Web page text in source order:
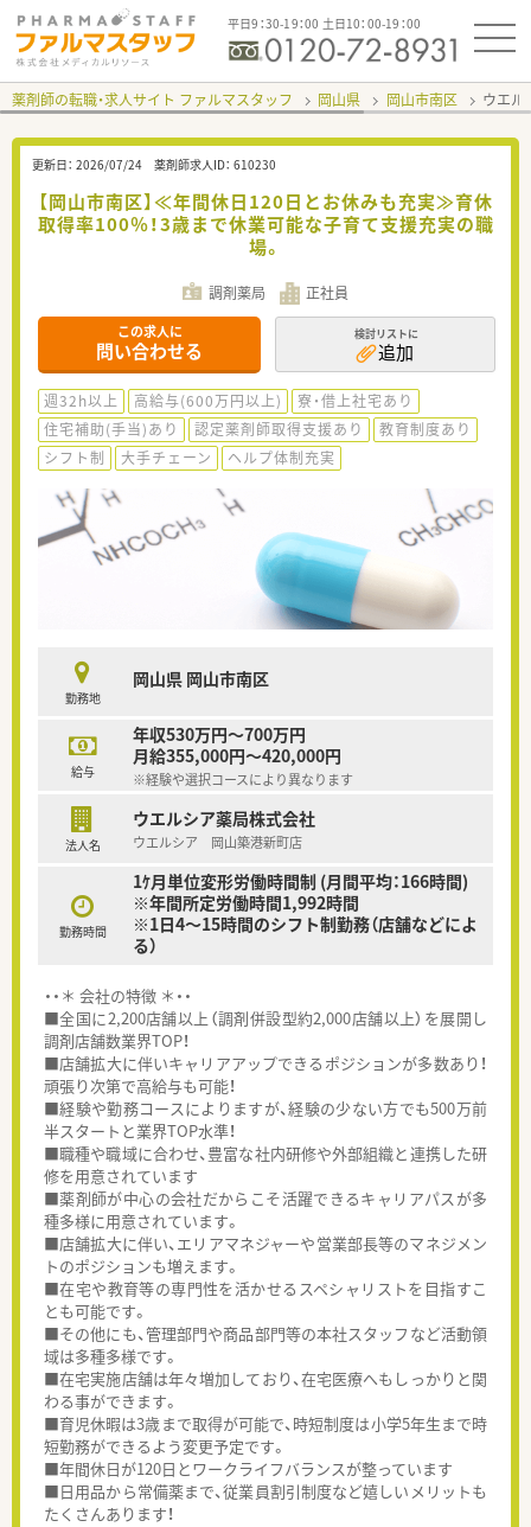
平日9：30-19：00 土日10：00-19：00
薬剤師の転職・求人サイト ファルマスタッフ 岡山県 岡山市南区 ウエ
更新日： 2026/07/24 薬剤師求人ID： 610230
【岡山市南区】≪年間休日120日とお休みも充実≫育休
取得率100％！3歳まで休業可能な子育て支援充実の職
場。
調剤薬局 正社員
この求人に
問い合わせる
検討リストに
追加
週32h以上 高給与(600万円以上)
寮・借上社宅あり
住宅補助(手当)あり
認定薬剤師取得支援あり
教育制度あり
シフト制
大手チェーン ヘルプ体制充実
勤務地
岡山県 岡山市南区
給与
年収530万円～700万円
月給355,000円～420,000円
※経験や選択コースにより異なります
法人名
ウエルシア薬局株式会社
ウエルシア 岡山築港新町店
勤務時間
1ｹ月単位変形労働時間制 (月間平均：166時間)
※年間所定労働時間1,992時間
※1日4～15時間のシフト制勤務（店舗などによ
る）
・・＊ 会社の特徴 ＊・・
■全国に2,200店舗以上（調剤併設型約2,000店舗以上）を展開し
調剤店舗数業界TOP！
■店舗拡大に伴いキャリアアップできるポジションが多数あり！
頑張り次第で高給与も可能！
■経験や勤務コースによりますが、経験の少ない方でも500万前
半スタートと業界TOP水準！
■職種や職域に合わせ、豊富な社内研修や外部組織と連携した研
修を用意されています
■薬剤師が中心の会社だからこそ活躍できるキャリアパスが多
種多様に用意されています。
■店舗拡大に伴い、エリアマネジャーや営業部長等のマネジメン
トのポジションも増えます。
■在宅や教育等の専門性を活かせるスペシャリストを目指すこ
とも可能です。
■その他にも、管理部門や商品部門等の本社スタッフなど活動領
域は多種多様です。
■在宅実施店舗は年々増加しており、在宅医療へもしっかりと関
わる事ができます。
■育児休暇は3歳まで取得が可能で、時短制度は小学5年生まで時
短勤務ができるよう変更予定です。
■年間休日が120日とワークライフバランスが整っています
■日用品から常備薬まで、従業員割引制度など嬉しいメリットも
たくさんあります！